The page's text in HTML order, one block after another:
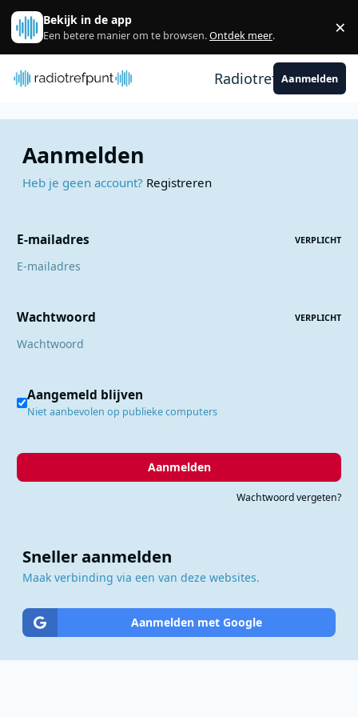
Spring naar bijdragen
Bekijk in de app
Een betere manier om te browsen.Ontdek meer. ×
RadiotrefpuntAanmelden
Aanmelden
Heb je geen account? Registreren
E-mailadres VERPLICHT
Wachtwoord VERPLICHT
Aangemeld blijven
Niet aanbevolen op publieke computers
Aanmelden
Wachtwoord vergeten?
Sneller aanmelden
Maak verbinding via een van deze websites.
Aanmelden met Google